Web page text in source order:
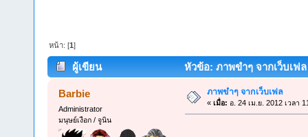
หน้า: [1]
ผู้เขียน หัวข้อ: ภาพขำๆ จากเว็บเฟ
Barbie
Administrator
มนุษย์เงือก / จูนิน
ภาพขำๆ จากเว็บเฟล
« เมื่อ: อ. 24 เม.ย. 2012 เวลา